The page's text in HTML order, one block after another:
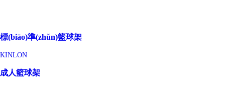
標(biāo)準(zhǔn)籃球架
KINLON
成人籃球架